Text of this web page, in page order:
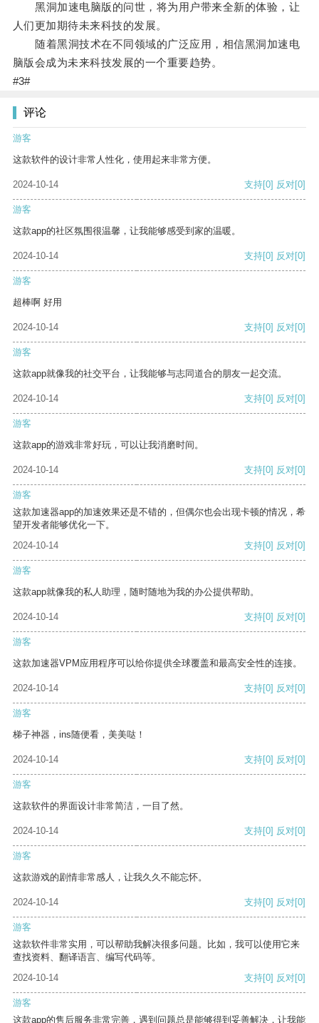
黑洞加速电脑版的问世，将为用户带来全新的体验，让
人们更加期待未来科技的发展。
随着黑洞技术在不同领域的广泛应用，相信黑洞加速电
脑版会成为未来科技发展的一个重要趋势。
#3#
评论
游客
这款软件的设计非常人性化，使用起来非常方便。
2024-10-14 支持[0] 反对[0]
游客
这款app的社区氛围很温馨，让我能够感受到家的温暖。
2024-10-14 支持[0] 反对[0]
游客
超棒啊 好用
2024-10-14 支持[0] 反对[0]
游客
这款app就像我的社交平台，让我能够与志同道合的朋友一起交流。
2024-10-14 支持[0] 反对[0]
游客
这款app的游戏非常好玩，可以让我消磨时间。
2024-10-14 支持[0] 反对[0]
游客
这款加速器app的加速效果还是不错的，但偶尔也会出现卡顿的情况，希
望开发者能够优化一下。
2024-10-14
支持[0] 反对[0]
游客
这款app就像我的私人助理，随时随地为我的办公提供帮助。
2024-10-14 支持[0] 反对[0]
游客
这款加速器VPM应用程序可以给你提供全球覆盖和最高安全性的连接。
2024-10-14 支持[0] 反对[0]
游客
梯子神器，ins随便看，美美哒！
2024-10-14 支持[0] 反对[0]
游客
这款软件的界面设计非常简洁，一目了然。
2024-10-14 支持[0] 反对[0]
游客
这款游戏的剧情非常感人，让我久久不能忘怀。
2024-10-14 支持[0] 反对[0]
游客
这款软件非常实用，可以帮助我解决很多问题。比如，我可以使用它来
查找资料、翻译语言、编写代码等。
2024-10-14
支持[0] 反对[0]
游客
这款app的售后服务非常完善，遇到问题总是能够得到妥善解决，让我能